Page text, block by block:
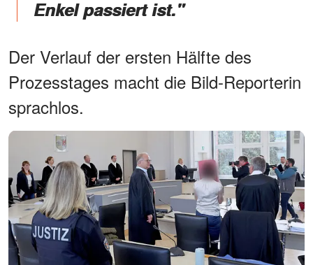
Enkel passiert ist."
Der Verlauf der ersten Hälfte des
Prozesstages macht die Bild-Reporterin
sprachlos.